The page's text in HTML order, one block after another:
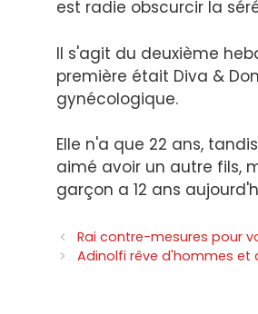
est radie obscurcir la
Il s'agit du deuxième
première était Diva &
gynécologique.
Elle n'a que 22 ans,
aimé avoir un autre fils,
garçon a 12 ans
Navigation
des
Rai contre-mesures pour
Adinolfi rêve d'hommes et